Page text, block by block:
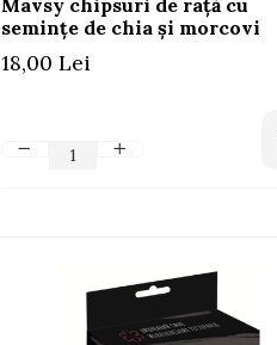
Mavsy chipsuri de rață cu
semințe de chia și morcovi
18,00 Lei